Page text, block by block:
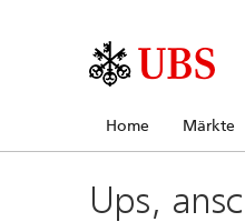
Home Märkte
Ups,